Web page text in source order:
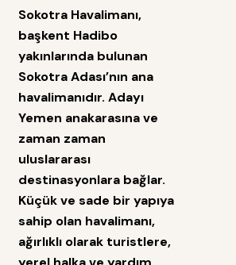
Sokotra Havalimanı,
başkent Hadibo
yakınlarında bulunan
Sokotra Adası’nın ana
havalimanıdır. Adayı
Yemen anakarasına ve
zaman zaman
uluslararası
destinasyonlara bağlar.
Küçük ve sade bir yapıya
sahip olan havalimanı,
ağırlıklı olarak turistlere,